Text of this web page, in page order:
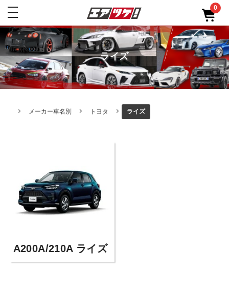
toggle
0
ライズ
メーカー車名別 トヨタ ライズ
A200A/210A ライズ